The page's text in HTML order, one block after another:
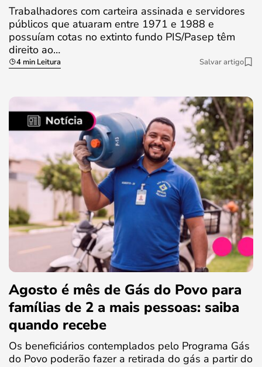
Trabalhadores com carteira assinada e servidores
públicos que atuaram entre 1971 e 1988 e
possuíam cotas no extinto fundo PIS/Pasep têm
direito ao…
4 min Leitura Salvar artigo
Agosto é mês de Gás do Povo para
famílias de 2 a mais pessoas: saiba
quando recebe
Os beneficiários contemplados pelo Programa Gás
do Povo poderão fazer a retirada do gás a partir do